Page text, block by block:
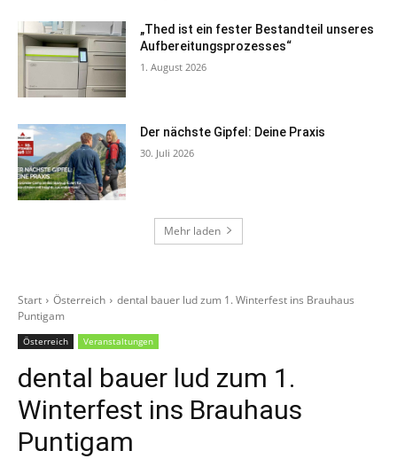
„Thed ist ein fester Bestandteil unseres
Aufbereitungsprozesses“
1. August 2026
Der nächste Gipfel: Deine Praxis
30. Juli 2026
Mehr laden